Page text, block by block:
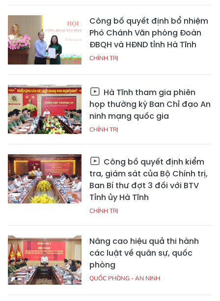
Công bố quyết định bổ nhiệm
Phó Chánh Văn phòng Đoàn
ĐBQH và HĐND tỉnh Hà Tĩnh
CHÍNH TRỊ
Hà Tĩnh tham gia phiên
họp thường kỳ Ban Chỉ đạo An
ninh mạng quốc gia
CHÍNH TRỊ
Công bố quyết định kiểm
tra, giám sát của Bộ Chính trị,
Ban Bí thư đợt 3 đối với BTV
Tỉnh ủy Hà Tĩnh
CHÍNH TRỊ
Nâng cao hiệu quả thi hành
các luật về quân sự, quốc
phòng
QUỐC PHÒNG - AN NINH